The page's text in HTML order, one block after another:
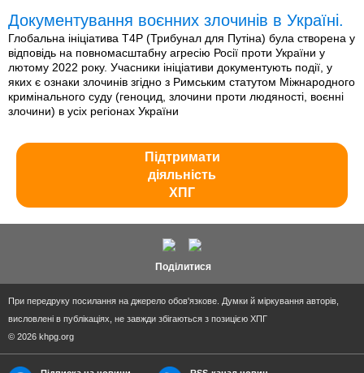
Документування воєнних злочинів в Україні.
Глобальна ініціатива T4P (Трибунал для Путіна) була створена у
відповідь на повномасштабну агресію Росії проти України у
лютому 2022 року. Учасники ініціативи документують події, у
яких є ознаки злочинів згідно з Римським статутом Міжнародного
кримінального суду (геноцид, злочини проти людяності, воєнні
злочини) в усіх регіонах України
Підтримати
діяльність
ХПГ
Поділитися
При передруку посилання на джерело обов'язкове. Думки й міркування авторів,
висловлені в публікаціях, не завжди збігаються з позицією ХПГ
© 2026 khpg.org